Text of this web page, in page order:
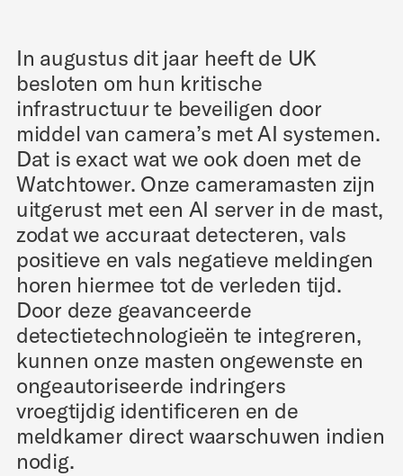
In augustus dit jaar heeft de UK
besloten om hun kritische
infrastructuur te beveiligen door
middel van camera’s met AI systemen.
Dat is exact wat we ook doen met de
Watchtower. Onze cameramasten zijn
uitgerust met een AI server in de mast,
zodat we accuraat detecteren, vals
positieve en vals negatieve meldingen
horen hiermee tot de verleden tijd.
Door deze geavanceerde
detectietechnologieën te integreren,
kunnen onze masten ongewenste en
ongeautoriseerde indringers
vroegtijdig identificeren en de
meldkamer direct waarschuwen indien
nodig.